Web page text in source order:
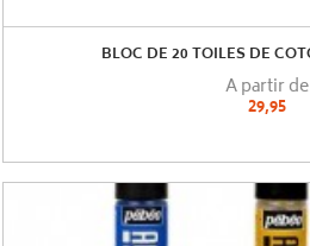
BLOC DE 20 TOILES DE
A partir de
29,95